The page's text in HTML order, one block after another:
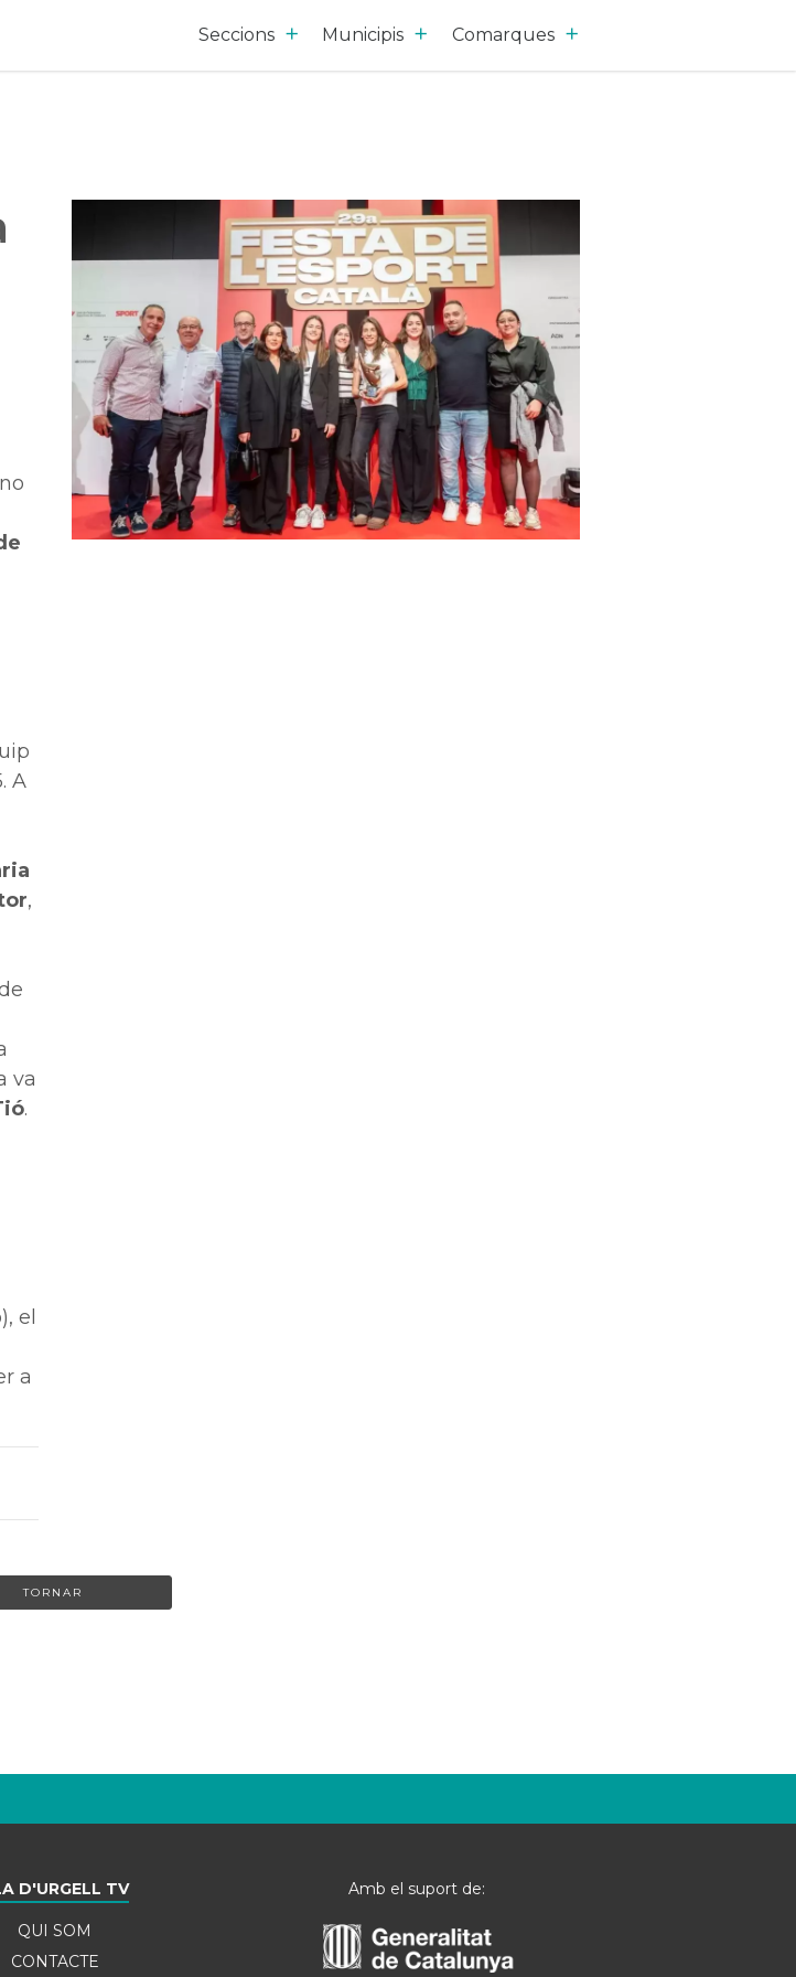
Seccions Municipis Comarques
A
,
va
.
el
a
TORNAR
D'URGELL TV
QUI SOM
CONTACTE
Amb el suport de: